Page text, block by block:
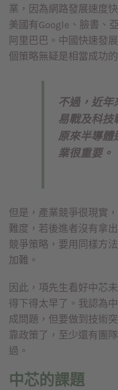
業，因為網路發展速度
美國有Google、臉書、
阿里巴巴。中國快速發
個策略無疑是相當成功的
不過，近年
易戰及科技
原來半導體
業很重要。
但是，產業競爭很現實
難度，若後進者沒有拿
競爭策略，要用同樣方
加難。
因此，項先生看好中芯
得下得太早了。我認為
成問題，但要做到技術
靠政策了，至少還有團
過。
中芯的課題